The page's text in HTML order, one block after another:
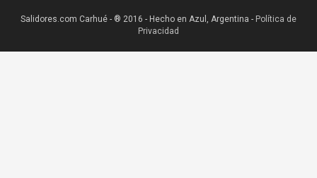
Salidores.com Carhué - ® 2016 - Hecho en Azul, Argentina - Política de
Privacidad